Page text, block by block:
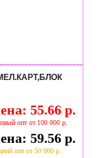
55.66 р.
опт от 100 000 р.
59.56 р.
опт от 50 000 р.